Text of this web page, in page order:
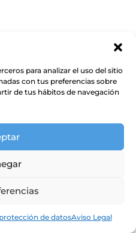
para analizar el uso del sitio
con tus preferencias sobre
de tus hábitos de navegación
de datosAviso Legal